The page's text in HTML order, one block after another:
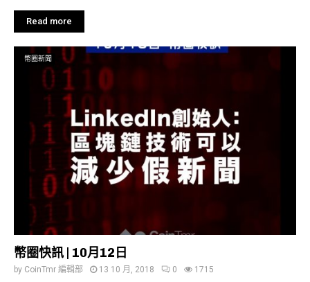
Read more
幣圈新聞
幣圈快訊 | 10月12日
by CoinTmr 編輯部 13 10 月, 2018 0 1715